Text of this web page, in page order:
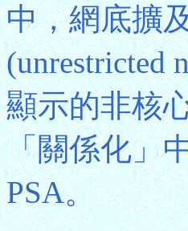
中，網底擴
(unrestricted
顯示的非核
「關係化」
PSA。